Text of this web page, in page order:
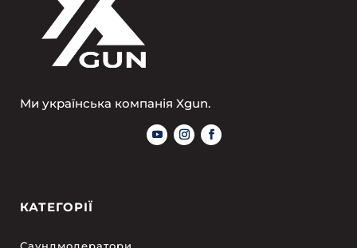
Ми українська компанія Xgun.
КАТЕГОРІЇ